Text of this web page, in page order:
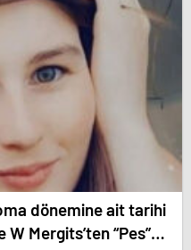
dönemine ait tarihi
Mergits’ten “Pes”